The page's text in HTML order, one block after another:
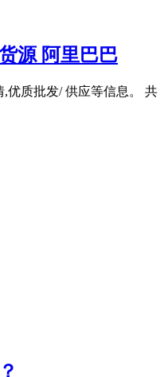
源 阿里巴巴
质批发/ 供应等信息。